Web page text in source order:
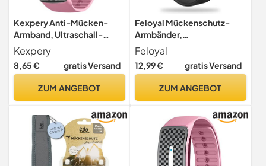
Kexpery Anti-Mücken-
Armband, Ultraschall-
Armband, tragbar, Anti-
Mückenband, Uhr für
Outdoor-Aktivitäten (C)
Kexpery
8,65 € gratis Versand
ZUM ANGEBOT
Feloyal Mückenschutz-
Armbänder,
wiederaufladbar, USB,
Ultraschall, wasserdicht,
für Strand und Angeln,
Batterielebensdauer 130
Feloyal
12,99 € gratis Versand
ZUM ANGEBOT